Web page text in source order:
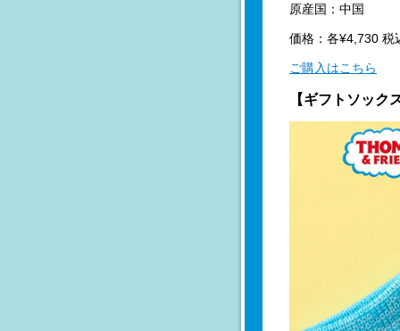
原産国：中国
価格：各¥4,730 税
ご購入はこちら
【ギフトソック